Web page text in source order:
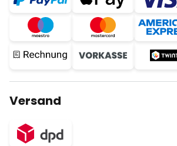
Versand